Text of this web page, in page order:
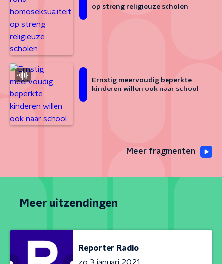
op streng religieuze scholen
Ernstig meervoudig beperkte
kinderen willen ook naar school
Meer fragmenten
Meer uitzendingen
Reporter Radio
zo 3 januari 2021